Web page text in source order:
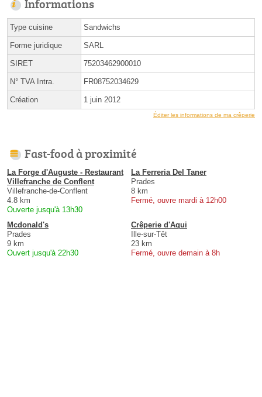
Informations
Type cuisine Sandwichs
Forme juridique SARL
SIRET 75203462900010
N° TVA Intra. FR08752034629
Création 1 juin 2012
Éditer les informations de ma crêperie
Fast-food à proximité
La Forge d'Auguste - Restaurant
Villefranche de Conflent
Villefranche-de-Conflent
4.8 km
Ouverte jusqu'à 13h30
La Ferreria Del Taner
Prades
8 km
Fermé, ouvre mardi à 12h00
Mcdonald's
Prades
9 km
Ouvert jusqu'à 22h30
Crêperie d'Aqui
Ille-sur-Têt
23 km
Fermé, ouvre demain à 8h